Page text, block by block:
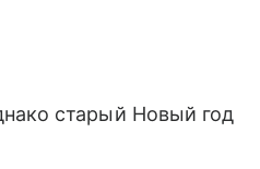
старый Новый год